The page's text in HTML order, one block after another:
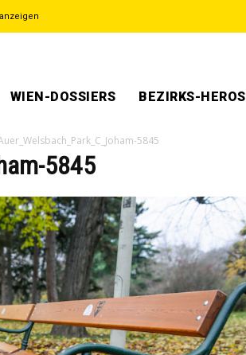
WIEN-DOSSIERS BEZIRKS-HEROS
5845
5845